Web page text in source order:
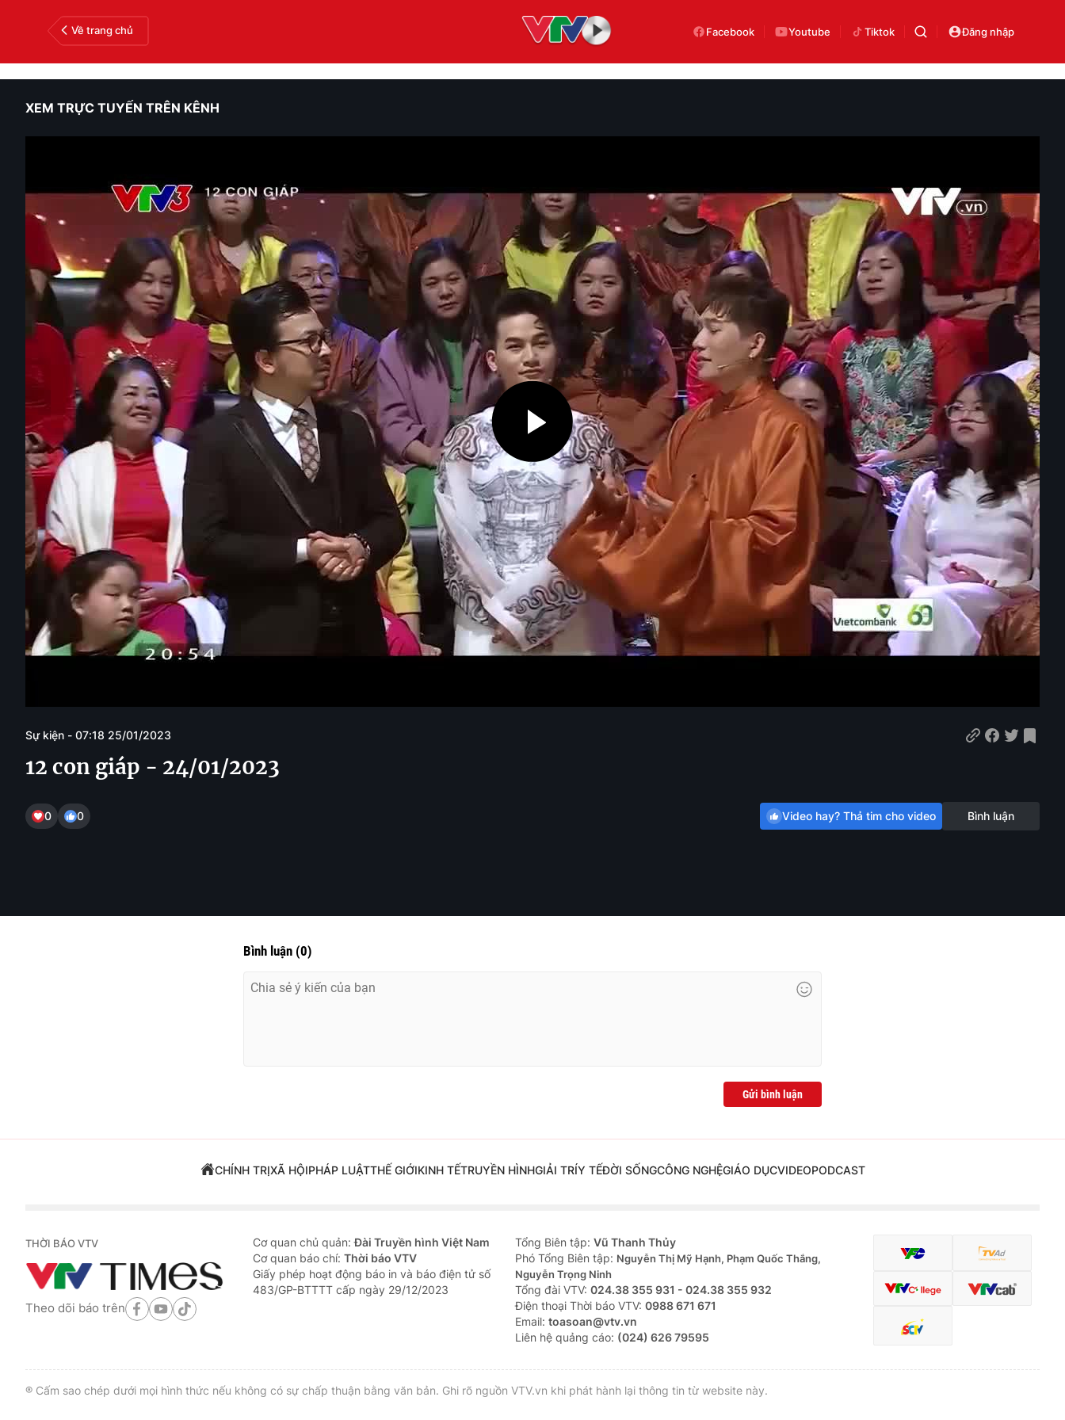
Về trang chủ Facebook Youtube Tiktok Đăng nhập
XEM TRỰC TUYẾN TRÊN KÊNH
Sự kiện - 07:18 25/01/2023
12 con giáp - 24/01/2023
0 0 Video hay? Thả tim cho video Bình luận
Bình luận (0)
Gửi bình luận
CHÍNH TRỊXÃ HỘIPHÁP LUẬTTHẾ GIỚIKINH TẾTRUYỀN HÌNHGIẢI TRÍY TẾĐỜI SỐNGCÔNG NGHỆGIÁO DỤCVIDEOPODCAST
THỜI BÁO VTV
Theo dõi báo trên
Cơ quan chủ quản:Đài Truyền hình Việt Nam
Cơ quan báo chí: Thời báo VTV
Giấy phép hoạt động báo in và báo điện tử số
483/GP-BTTTT cấp ngày 29/12/2023
Tổng Biên tập: Vũ Thanh Thủy
Phó Tổng Biên tập: Nguyễn Thị Mỹ Hạnh, Phạm Quốc Thắng,
Nguyễn Trọng Ninh
Tổng đài VTV: 024.38 355 931 - 024.38 355 932
Ðiện thoại Thời báo VTV: 0988 671 671
Email: toasoan@vtv.vn
Liên hệ quảng cáo: (024) 626 79595
® Cấm sao chép dưới mọi hình thức nếu không có sự chấp thuận bằng văn bản. Ghi rõ nguồn VTV.vn khi phát hành lại thông tin từ website này.